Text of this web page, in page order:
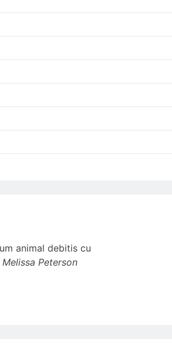
animal debitis cu
Melissa Peterson